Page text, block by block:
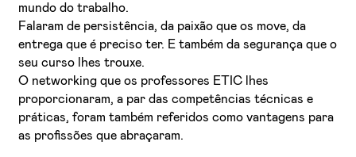
mundo do trabalho.
Falaram de persistência, da paixão que os move, da
entrega que é preciso ter. E também da segurança que o
seu curso lhes trouxe.
O networking que os professores ETIC lhes
proporcionaram, a par das competências técnicas e
práticas, foram também referidos como vantagens para
as profissões que abraçaram.